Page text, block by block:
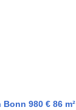
980 € 86 m²